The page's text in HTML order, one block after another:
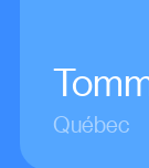
Québec